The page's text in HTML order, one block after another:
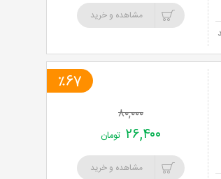
مشاهده و خرید
٪67
۸۰,۰۰۰
۲۶,۴۰۰ تومان
مشاهده و خرید